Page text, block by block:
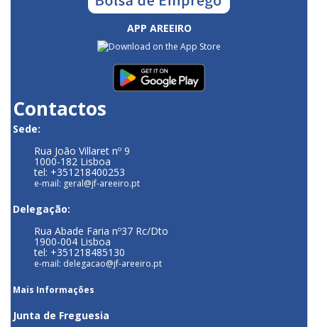
APP AREEIRO
Contactos
Sede:
Rua João Villaret nº 9
1000-182 Lisboa
tel: +351218400253
e-mail: geral@jf-areeiro.pt
Delegação:
Rua Abade Faria nº37 Rc/Dto
1900-004 Lisboa
tel: +351218485130
e-mail: delegacao@jf-areeiro.pt
Mais Informações
Junta de Freguesia